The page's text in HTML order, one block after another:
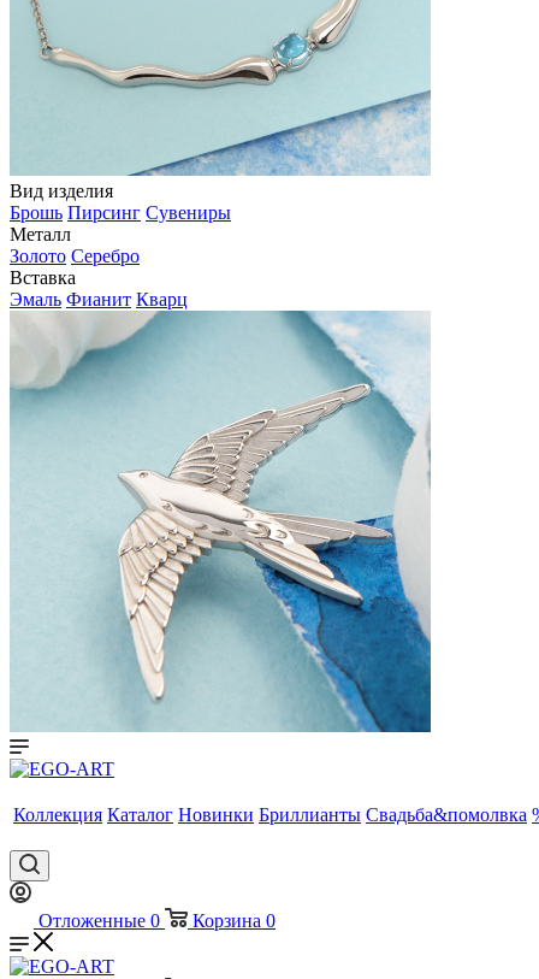
Вид изделия
Брошь Пирсинг Сувениры
Металл
Золото Серебро
Вставка
Эмаль Фианит Кварц
Коллекция Каталог Новинки Бриллианты Свадьба&помолвка
Отложенные 0 Корзина 0